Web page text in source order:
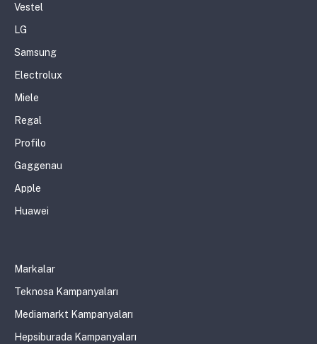
Vestel
LG
Samsung
Electrolux
Miele
Regal
Profilo
Gaggenau
Apple
Huawei
Markalar
Teknosa Kampanyaları
Mediamarkt Kampanyaları
Hepsiburada Kampanyaları